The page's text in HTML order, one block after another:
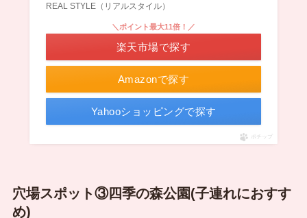
REAL STYLE（リアルスタイル）
Amazonで探す
＼ポイント最大11倍！／
楽天市場で探す
Yahooショッピングで探す
ポチップ
穴場スポット③四季の森公園(子連れにおすす
め)